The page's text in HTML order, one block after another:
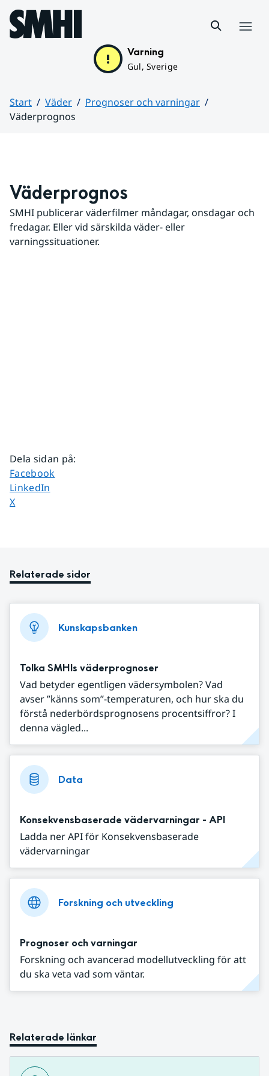
Hoppa till sidans innehåll
Varning
Gul, Sverige
Start Väder
Prognoser och varningar
Väderprognos
Väderprognos
SMHI publicerar väderfilmer måndagar, onsdagar och
fredagar. Eller vid särskilda väder- eller
varningssituationer.
Dela sidan på:
Dela sidan på
Facebook
Dela sidan på
LinkedIn
Dela sidan på
X
Relaterade sidor
Kunskapsbanken
Tolka SMHIs väderprognoser
Vad betyder egentligen vädersymbolen? Vad
avser ”känns som”-temperaturen, och hur ska du
förstå nederbördsprognosens procentsiffror? I
denna vägled...
Data
Konsekvensbaserade vädervarningar - API
Ladda ner API för Konsekvensbaserade
vädervarningar
Forskning och utveckling
Prognoser och varningar
Forskning och avancerad modellutveckling för att
du ska veta vad som väntar.
Relaterade länkar